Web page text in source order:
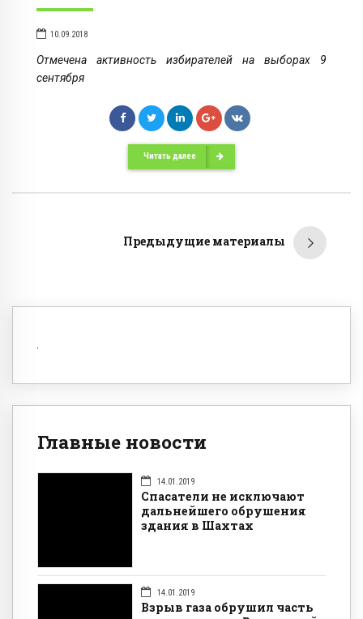
10.09.2018
Отмечена активность избирателей на выборах 9
сентября
Читать далее
Предыдущие материалы
Главные новости
14.01.2019
Спасатели не исключают
дальнейшего обрушения
здания в Шахтах
14.01.2019
Взрыв газа обрушил часть